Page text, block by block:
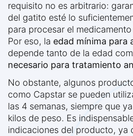
requisito no es arbitrario:
del gatito esté lo
para procesar el
Por eso, la edad mínima para
depende tanto de la edad
necesario para tratamiento
No obstante, algunos
como Capstar se pueden
las 4 semanas, siempre que
kilos de peso. Es
indicaciones del producto, ya